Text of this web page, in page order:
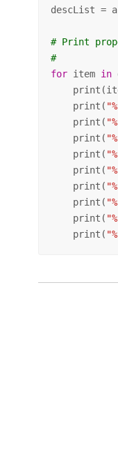
descList =
# Print
#
for item in
    print(
    print(
    print(
    print(
    print(
    print(
    print(
    print(
    print(